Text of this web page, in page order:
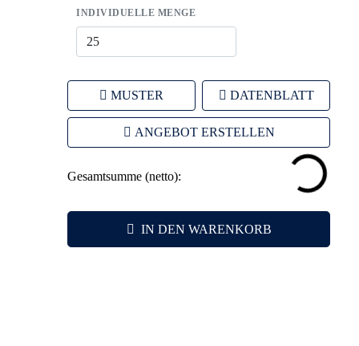
Strategien.INDIVIDUELLE MENGE
MUSTER DATENBLATT
ANGEBOT ERSTELLEN
Gesamtsumme (netto):
IN DEN WARENKORB